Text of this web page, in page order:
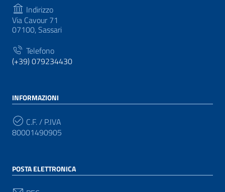
Indirizzo
Via Cavour 71
07100, Sassari
Telefono
(+39) 079234430
INFORMAZIONI
C.F. / P.IVA
80001490905
POSTA ELETTRONICA